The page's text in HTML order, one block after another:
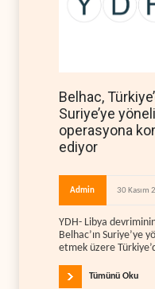
Belhac,
Suriye’ye
operasyona
ediyor
Admin 30 Kasım
YDH- Libya
Belhac’ın Suriye’ye
etmek üzere
Tümünü Oku